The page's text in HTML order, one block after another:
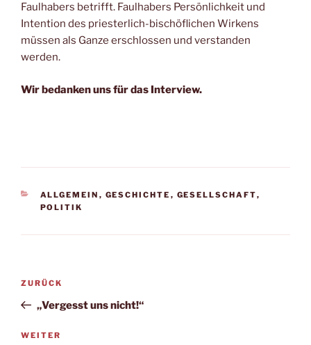
Faulhabers betrifft. Faulhabers Persönlichkeit und
Intention des priesterlich-bischöflichen Wirkens
müssen als Ganze erschlossen und verstanden
werden.
Wir bedanken uns für das Interview.
KATEGORIEN
ALLGEMEIN , GESCHICHTE , GESELLSCHAFT,
POLITIK
Beitragsnavigation
Vorheriger
Beitrag
ZURÜCK
„Vergesst uns nicht!“
Nächster
WEITER